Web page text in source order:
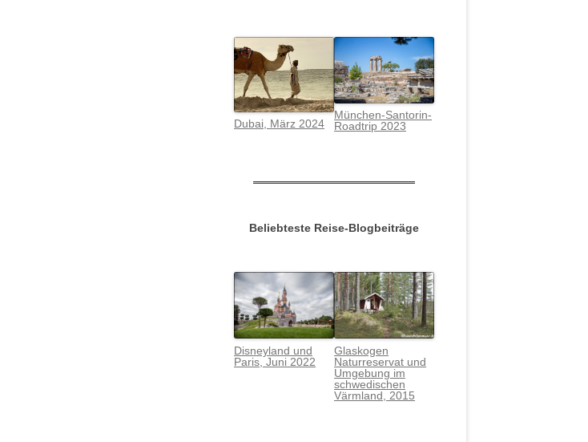
Dubai, März 2024
München-Santorin-
Roadtrip 2023
Beliebteste Reise-Blogbeiträge
Disneyland und
Paris, Juni 2022
Glaskogen
Naturreservat und
Umgebung im
schwedischen
Värmland, 2015